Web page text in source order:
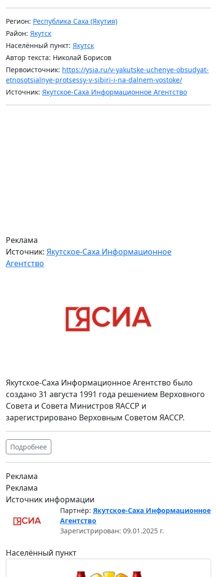
Регион: Республика Саха (Якутия)
Район: Якутск
Населённый пункт: Якутск
Автор текста: Николай Борисов
Первоисточник: https://ysia.ru/v-yakutske-uchenye-obsudyat-
etnosotsialnye-protsessy-v-sibiri-i-na-dalnem-vostoke/
Источник: Якутское-Саха Информационное Агентство
Реклама
Источник: Якутское-Саха Информационное
Агентство
Якутское-Саха Информационное Агентство было
создано 31 августа 1991 года решением Верховного
Совета и Совета Министров ЯАССР и
зарегистрировано Верховным Советом ЯАССР.
Подробнее
Реклама
Реклама
Источник информации
Партнёр: Якутское-Саха Информационное
Агентство
Зарегистрирован: 09.01.2025 г.
Населённый пункт